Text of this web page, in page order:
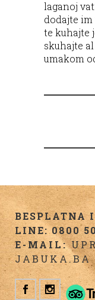
laganoj
dodajte
te kuhajte
skuhajte
umakom
BESPLATNA
LINE: 0800
E-MAIL:
JABUKA.BA